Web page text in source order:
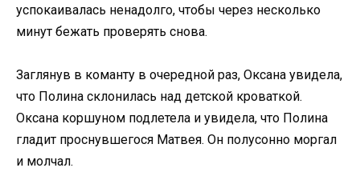
успокаивалась ненадолго, чтобы через несколько
минут бежать проверять снова.
Заглянув в команту в очередной раз, Оксана увидела,
что Полина склонилась над детской кроваткой.
Оксана коршуном подлетела и увидела, что Полина
гладит проснувшегося Матвея. Он полусонно моргал
и молчал.